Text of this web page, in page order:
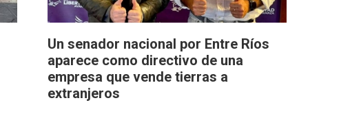
Un senador nacional por Entre Ríos
aparece como directivo de una
empresa que vende tierras a
extranjeros